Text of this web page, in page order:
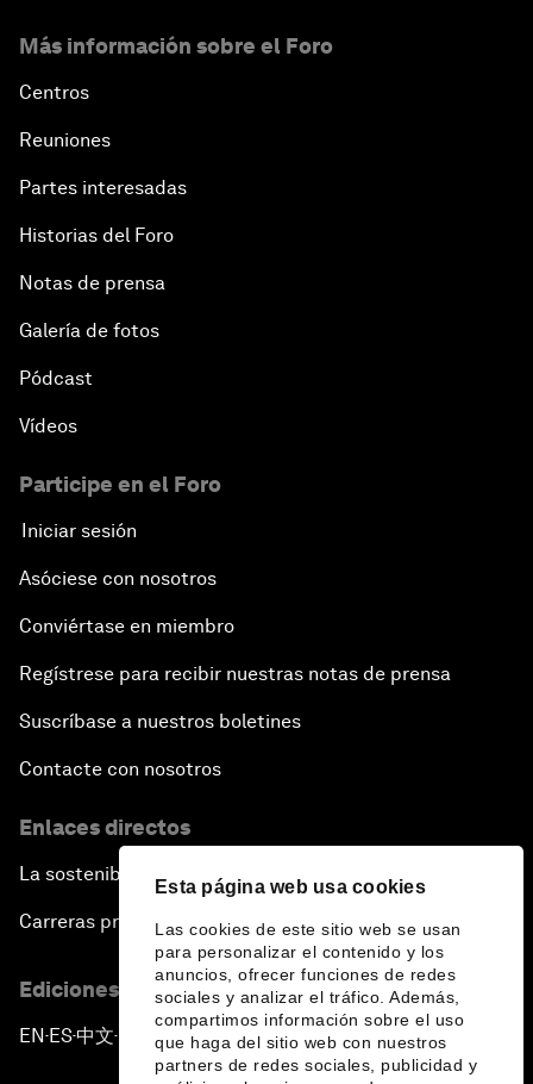
Esta página web usa cookies
Las cookies de este sitio web se usan
para personalizar el contenido y los
anuncios, ofrecer funciones de redes
sociales y analizar el tráfico. Además,
compartimos información sobre el uso
que haga del sitio web con nuestros
partners de redes sociales, publicidad y
Más información sobre el Foro
Centros
Reuniones
Partes interesadas
Historias del Foro
Notas de prensa
Galería de fotos
Pódcast
Vídeos
Participe en el Foro
Iniciar sesión
Asóciese con nosotros
Conviértase en miembro
Regístrese para recibir nuestras notas de prensa
Suscríbase a nuestros boletines
Contacte con nosotros
Enlaces directos
La sostenibilidad en el Foro
Carreras profesionales
Ediciones en otros idiomas
EN ▪ES▪中文▪ 日本語